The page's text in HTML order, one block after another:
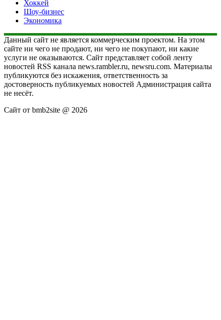
Хоккей
Шоу-бизнес
Экономика
Данный сайт не является коммерческим проектом. На этом
сайте ни чего не продают, ни чего не покупают, ни какие
услуги не оказываются. Сайт представляет собой ленту
новостей RSS канала news.rambler.ru, newsru.com. Материалы
публикуются без искажения, ответственность за
достоверность публикуемых новостей Администрация сайта
не несёт.
Сайт от bmb2site @ 2026